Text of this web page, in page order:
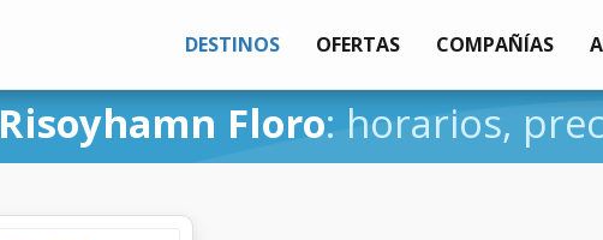
DESTINOS OFERTAS COMPAÑÍAS
Risoyhamn Floro: horarios,